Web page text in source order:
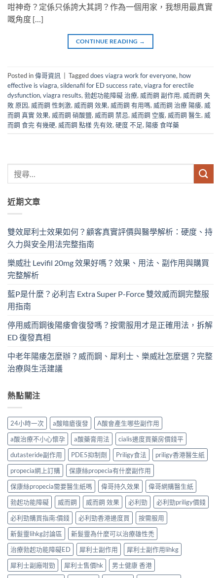
咁神奇？定係只係誇大其詞？作為一個用家，我想用最真實
嘅角度 […]
CONTINUE READING →
Posted in偉哥資訊 Taggeddoes viagra work for everyone, how
effective is viagra, sildenafil for ED success rate, viagra for erectile
dysfunction, viagra results, 勃起功能障礙 治療, 威而鋼 副作用, 威而鋼 失
敗 原因, 威而鋼 性刺激, 威而鋼 效果, 威而鋼 有用嗎, 威而鋼 治療 陽痿, 威
而鋼 真實 效果, 威而鋼 硝酸鹽, 威而鋼 禁忌, 威而鋼 空腹, 威而鋼 醫生, 威
而鋼 食完 有幾硬, 威而鋼 點樣 先有效, 硬度 不足, 陽痿 食咩藥
近期文章
雙效犀利士效果如何？顧客真實評價與醫學解析：硬度、持
久力與安全用法完整指南
樂威壯 Levifil 20mg 效果好嗎？效果、用法、副作用與購買
完整解析
藍P是什麼？必利吉 Extra Super P-Force​ 雙效威而鋼完整服
用指南
停用威而鋼後陽痿會復發嗎？按需服用才是正確用法，拆解
ED 復發真相
中老年陽痿怎麼辦？威而鋼、犀利士、樂威壯怎麼選？完整
治療與生活建議
熱點關注
24小時一次 a酸暗瘡復發
A酸會產生哪些副作用
a酸治療不小心懷孕
a酸藥膏用法
cialis邊度買藥房價錢平
dutasteride副作用
PDE5抑制劑 Priligy食法
priligy香港醫生紙
propecia網上訂購
保康絲propecia有什麼副作用
保康絲propecia需要醫生紙嗎
偉哥持久效果
偉哥網購醫生紙
勃起功能障礙
威而鋼 威而鋼 效果 必利勁
必利勁priligy價錢
必利勁購買指南:價錢
必利勁香港邊度買
按需服用
新髮靈lihkg討論區
新髮靈為什麼可以治療雄性禿
治療勃起功能障礙ED
犀利士副作用
犀利士副作用lihkg
犀利士副廠咁勁
犀利士售價hk
男士健康 香港